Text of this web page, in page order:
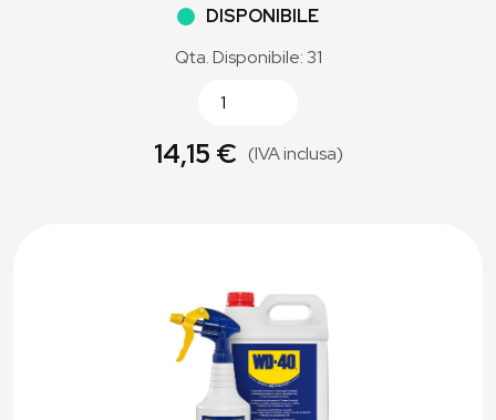
DISPONIBILE
Qta. Disponibile: 31
14,15 € (IVA inclusa)